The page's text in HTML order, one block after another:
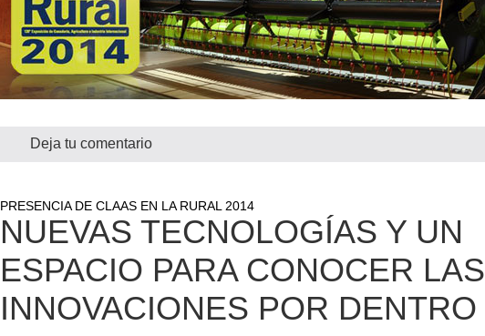
Deja tu comentario
PRESENCIA DE CLAAS EN LA RURAL 2014
NUEVAS TECNOLOGÍAS Y UN
ESPACIO PARA CONOCER LAS
INNOVACIONES POR DENTRO